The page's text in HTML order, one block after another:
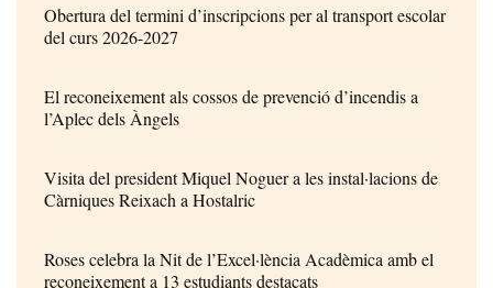
Obertura del termini d’inscripcions per al transport escolar
del curs 2026-2027
El reconeixement als cossos de prevenció d’incendis a
l’Aplec dels Àngels
Visita del president Miquel Noguer a les instal·lacions de
Càrniques Reixach a Hostalric
Roses celebra la Nit de l’Excel·lència Acadèmica amb el
reconeixement a 13 estudiants destacats